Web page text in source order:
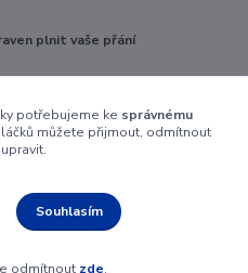
plnit vaše přání
potřebujeme ke správnému
můžete přijmout, odmítnout
Souhlasím
odmítnout zde.